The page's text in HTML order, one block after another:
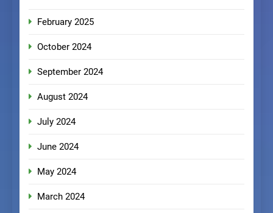
February 2025
October 2024
September 2024
August 2024
July 2024
June 2024
May 2024
March 2024